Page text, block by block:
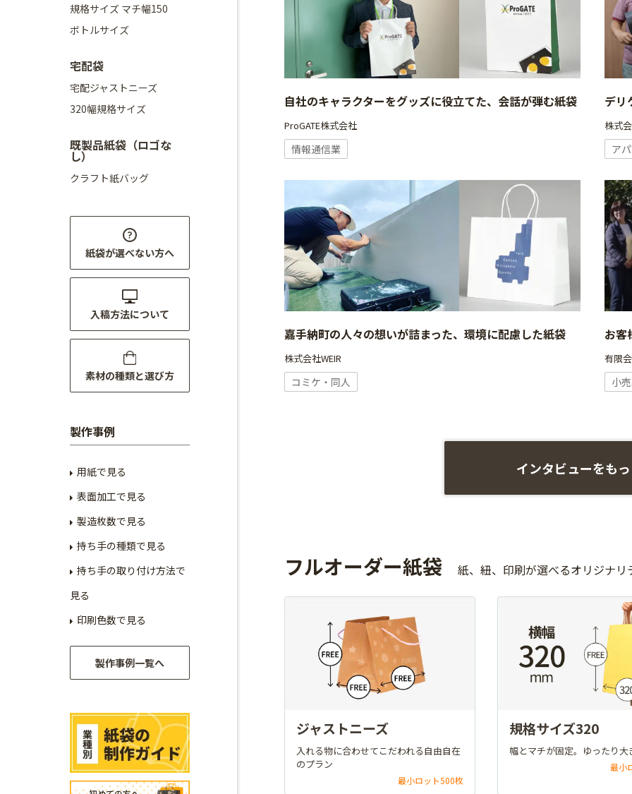
自社のキャラクターをグッズに役立てた、会話が弾む紙袋
ProGATE株式会社
情報通信業
デリ
株式
ア
嘉手納町の人々の想いが詰まった、環境に配慮した紙袋
株式会社WEIR
コミケ・同人
お客
有限
小
インタビューをも
フルオーダー紙袋 紙、紐、印刷が選べるオリジナリ
ジャストニーズ
入れる物に合わせてこだわれる自由自在
のプラン
最小ロット500枚
規格サイズ320
幅とマチが固定。ゆったり大
最小
規格サイズ マチ幅150
ボトルサイズ
宅配袋
宅配ジャストニーズ
320幅規格サイズ
既製品紙袋（ロゴな
し）
クラフト紙バッグ
紙袋が選べない方へ
入稿方法について
素材の種類と選び方
製作事例
用紙で見る
表面加工で見る
製造枚数で見る
持ち手の種類で見る
持ち手の取り付け方法で
見る
印刷色数で見る
製作事例一覧へ